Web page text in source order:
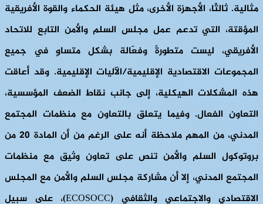
مثالية. ثالثًا، الأجهزة الأخرى، مثل هيئة الحكماء والقوة الأفريقية
المؤقتة، التي تدعم عمل مجلس السلم والأمن التابع للاتحاد
الأفريقي، ليست متطورةً وفعّالة بشكل متساوٍ في جميع
المجموعات الاقتصادية الإقليمية/الآليات الإقليمية. وقد أعاقت
هذه المشكلات الهيكلية، إلى جانب نقاط الضعف المؤسسية،
التعاون الفعال. وفيما يتعلق بالتعاون مع منظمات المجتمع
المدني، من المهم ملاحظة أنه على الرغم من أن المادة 20 من
بروتوكول السلم والأمن تنص على تعاون وثيق مع منظمات
المجتمع المدني، إلا أن مشاركة مجلس السلم والأمن مع المجلس
الاقتصادي والاجتماعي والثقافي (ECOSOCC)، على سبيل